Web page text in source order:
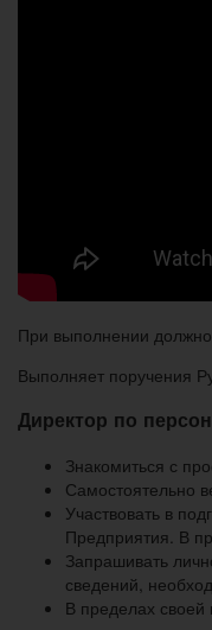
При выполнении
Выполняет поручения
Директор по
Знакомиться с
Самостоятельно
Участвовать в
Предприятия. В
Запрашивать
сведений,
В пределах своей